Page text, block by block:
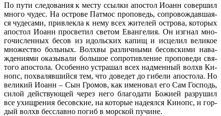
По пу­ти сле­до­ва­ния к ме­сту ссыл­ки апо­стол Иоанн со­вер­шил
мно­го чу­дес. На ост­ро­ве Пат­мос про­по­ведь, со­про­вож­дав­ша­я­
ся чу­де­са­ми, при­влек­ла к нему всех жи­те­лей ост­ро­ва, ко­то­рых
апо­стол Иоанн про­све­тил све­том Еван­ге­лия. Он из­гнал мно­
го­чис­лен­ных бе­сов из идоль­ских ка­пищ и ис­це­лил ве­ли­кое
мно­же­ство боль­ных. Волх­вы раз­лич­ны­ми бе­сов­ски­ми на­ва­
жде­ни­я­ми ока­зы­ва­ли боль­шое со­про­тив­ле­ние про­по­ве­ди свя­
то­го апо­сто­ла. Осо­бен­но устра­шал всех над­мен­ный волхв Ки­
нопс, по­хва­ляв­ший­ся тем, что до­ве­дет до ги­бе­ли апо­сто­ла. Но
ве­ли­кий Иоанн – Сын Гро­мов, как име­но­вал его Сам Гос­подь,
си­лой дей­ству­ю­щей через него бла­го­да­ти Бо­жи­ей раз­ру­шил
все ухищ­ре­ния бе­сов­ские, на ко­то­рые на­де­ял­ся Ки­нопс, и гор­
дый волхв бес­слав­но по­гиб в мор­ской пу­чине.